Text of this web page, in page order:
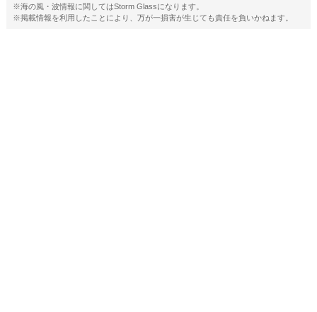
※海の風・波情報に関してはStorm Glassになります。
※掲載情報を利用したことにより、万が一損害が生じても責任を負いかねます。